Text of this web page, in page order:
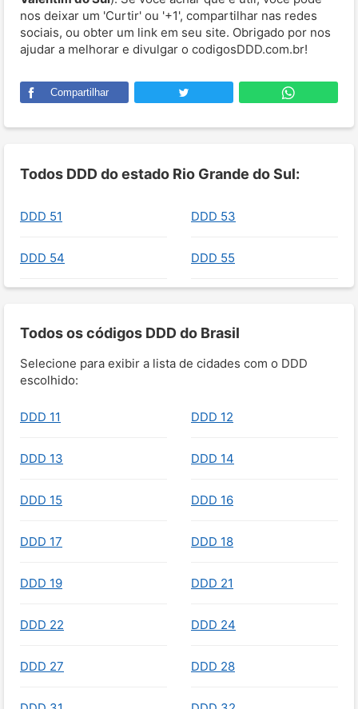
nos deixar um 'Curtir' ou '+1', compartilhar nas redes
sociais, ou obter um link em seu site. Obrigado por nos
ajudar a melhorar e divulgar o codigosDDD.com.br!
Compartilhar
Todos DDD do estado Rio Grande do Sul:
DDD 51 DDD 53
DDD 54 DDD 55
Todos os códigos DDD do Brasil
Selecione para exibir a lista de cidades com o DDD
escolhido:
DDD 11 DDD 12
DDD 13 DDD 14
DDD 15 DDD 16
DDD 17 DDD 18
DDD 19 DDD 21
DDD 22 DDD 24
DDD 27 DDD 28